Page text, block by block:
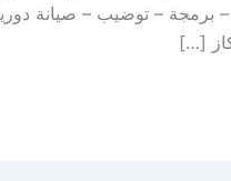
– برمجة – توضيب – صيانة